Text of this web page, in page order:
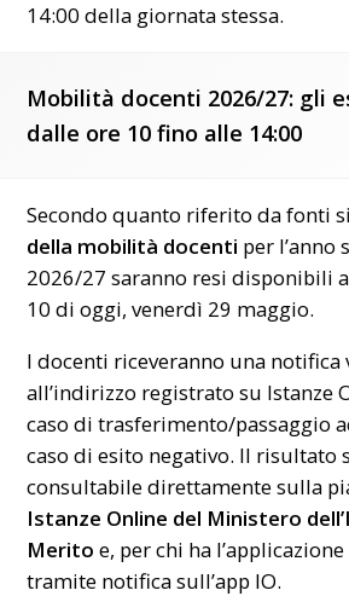
14:00 della giornata stessa.
Mobilità docenti 2026/27: gli
dalle ore 10 fino alle 14:00
Secondo quanto riferito da fonti
della mobilità docenti per l’anno
2026/27 saranno resi disponibili
10 di oggi, venerdì 29 maggio.
I docenti riceveranno una notifica
all’indirizzo registrato su Istanze
caso di trasferimento/passaggio
caso di esito negativo. Il risultato
consultabile direttamente sulla
Istanze Online del Ministero
Merito e, per chi ha
tramite notifica sull’app IO.